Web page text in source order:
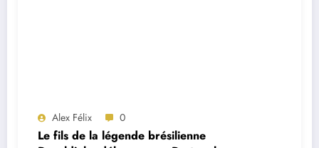
Alex Félix 0
Le fils de la légende brésilienne